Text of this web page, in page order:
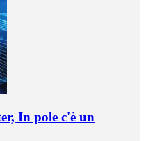
In pole c'è un